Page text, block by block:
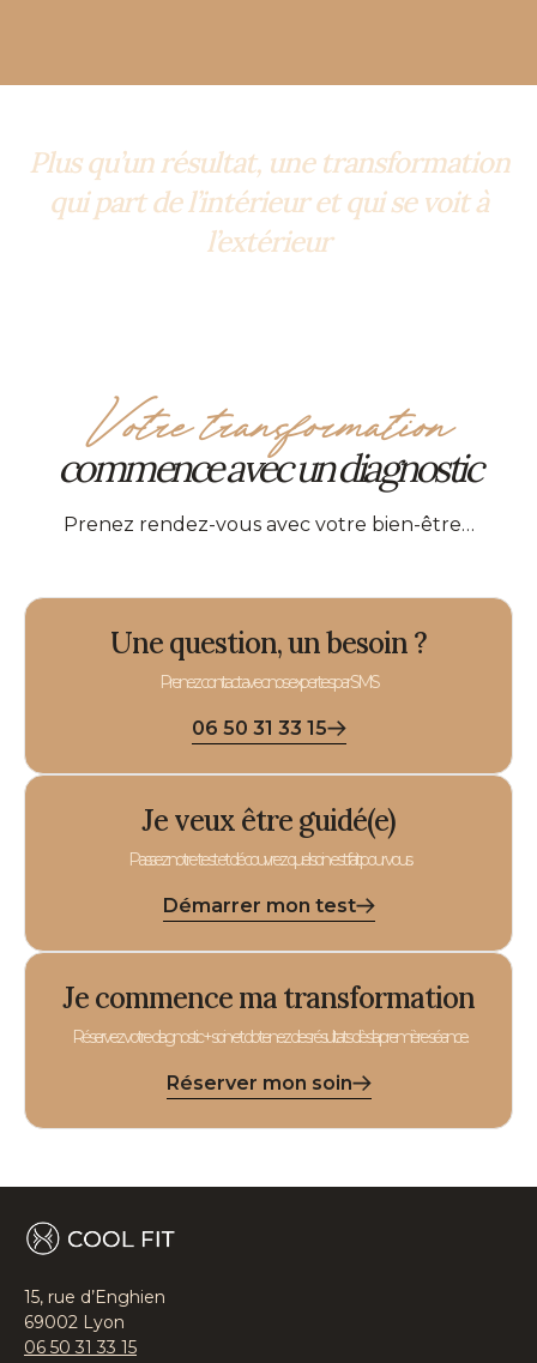
Plus qu’un résultat, une transformation
qui part de l’intérieur et qui se voit à
l’extérieur
Votre transformation
commence avec un diagnostic
Prenez rendez-vous avec votre bien-être…
Une question, un besoin ?
Prenez contact avec nos expertes par SMS
06 50 31 33 15
Je veux être guidé(e)
Passez notre test et découvrez quel soin est fait pour vous.
Démarrer mon test
Je commence ma transformation
Réservez votre diagnostic + soin et obtenez des résultats dès la première séance.
Réserver mon soin
15, rue d’Enghien
69002 Lyon
06 50 31 33 15